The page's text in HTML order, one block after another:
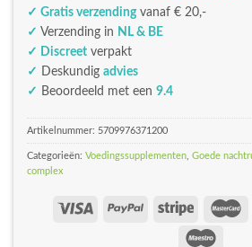
✓ Gratis verzendingvanaf € 20,-
✓ Verzending in NL & BE
✓ Discreet verpakt
✓
Deskundig advies
✓ Beoordeeld met een 9.4
Artikelnummer: 5709976371200
Categorieën: Voedingssupplementen Goede
complex